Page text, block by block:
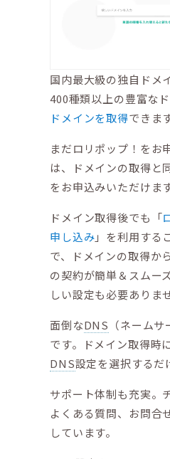
国内最大級の独自ドメ
400種類以上の豊富な
ドメインを取得できま
まだロリポップ！をお
は、ドメインの取得と
をお申込みいただけます
ドメイン取得後でも「
申し込み」を利用する
で、ドメインの取得か
の契約が簡単＆スムー
しい設定も必要ありま
面倒なDNS （ネーム
です。ドメイン取得時
DNS設定を選択するだ
サポート体制も充実。
よくある質問、お問合
しています。